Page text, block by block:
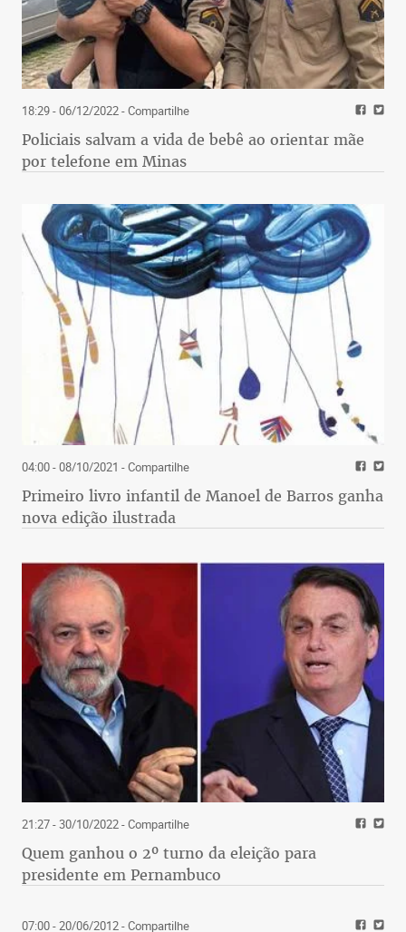
18:29 - 06/12/2022- Compartilhe
Policiais salvam a vida de bebê ao orientar mãe
por telefone em Minas
04:00 - 08/10/2021 - Compartilhe
Primeiro livro infantil de Manoel de Barros ganha
nova edição ilustrada
21:27 - 30/10/2022- Compartilhe
Quem ganhou o 2º turno da eleição para
presidente em Pernambuco
07:00 - 20/06/2012- Compartilhe